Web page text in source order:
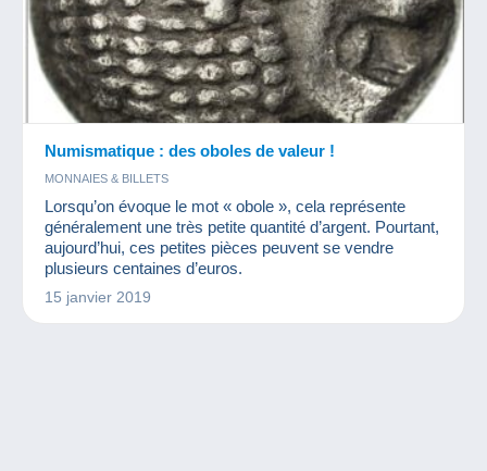
Numismatique : des oboles de valeur !
MONNAIES & BILLETS
Lorsqu’on évoque le mot « obole », cela représente
généralement une très petite quantité d’argent. Pourtant,
aujourd’hui, ces petites pièces peuvent se vendre
plusieurs centaines d’euros.
15 janvier 2019